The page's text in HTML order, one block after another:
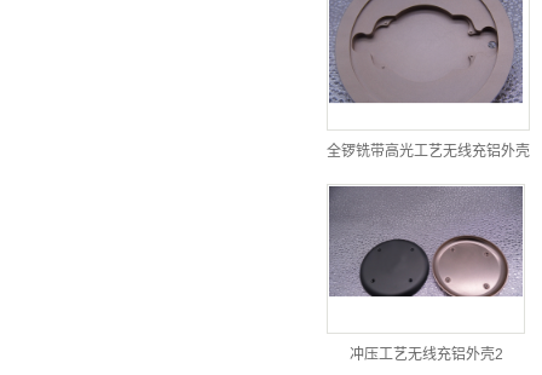
全锣铣带高光工艺无线充铝外壳
冲压工艺无线充铝外壳2